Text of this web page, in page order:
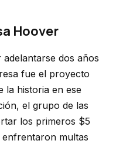
Hoover
dos años
fue el proyecto
la historia en ese
el grupo de las
los primeros $5
enfrentaron multas